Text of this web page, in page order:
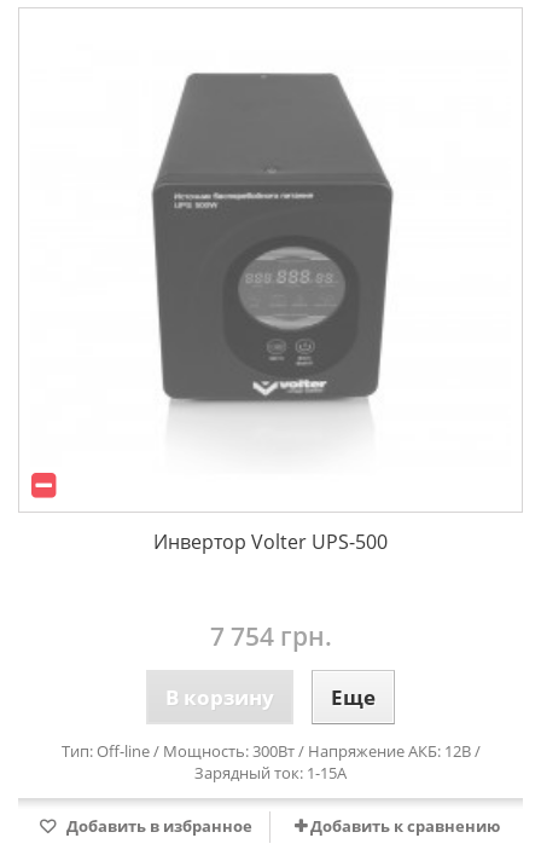
Инвертор Volter UPS-500
7 754 грн.
В корзину Еще
Тип: Off-line / Мощность: 300Вт / Напряжение АКБ: 12В /
Зарядный ток: 1-15А
Добавить в избранное Добавить к сравнению